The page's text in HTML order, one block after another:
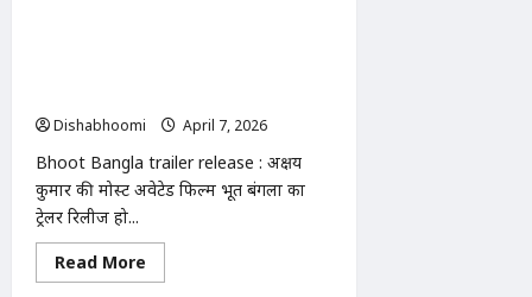
Dishabhoomi
April 7, 2026
Bhoot Bangla trailer release : अक्षय
कुमार की मोस्ट अवेटेड फिल्म भूत बंगला का
ट्रेलर रिलीज हो...
Read More
more